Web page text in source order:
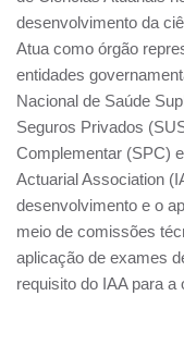
desenvolvimento da
Atua como órgão
entidades
Nacional de Saúde
Seguros Privados
Complementar (SPC)
Actuarial Association
desenvolvimento e o
meio de comissões
aplicação de exames
requisito do IAA para